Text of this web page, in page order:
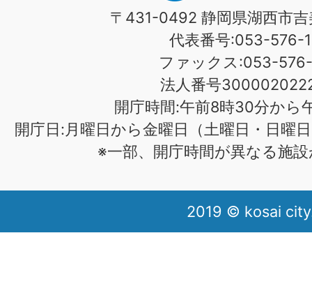
〒431-0492 静岡県湖西市
代表番号:053-576-
ファックス:053-576-
法人番号
開庁時間:午前8時30分から
開庁日:月曜日から金曜日（土曜日・日曜
※一部、開庁時間が異なる施
2019 © kosai